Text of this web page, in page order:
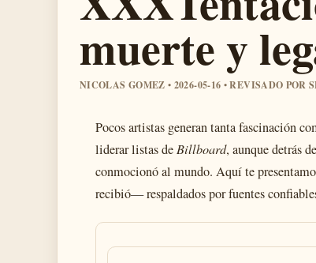
muerte y
NICOLAS GOMEZ • 2026-05-16 • REVISADO POR
Pocos artistas generan tanta fascinación
liderar listas de Billboard, aunque detrás
conmocionó al mundo. Aquí te
recibió— respaldados por fuentes